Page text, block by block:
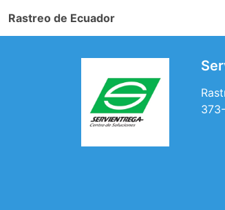
Rastreo de Ecuador